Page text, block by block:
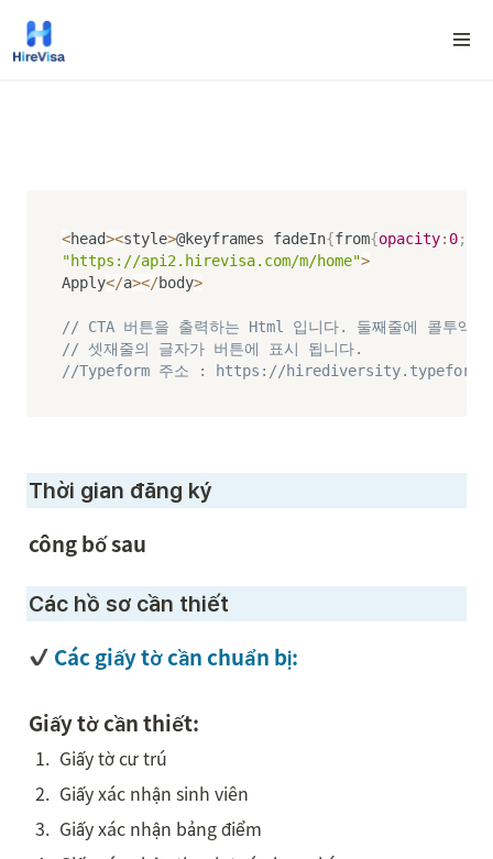
<head><style>@keyframes fadeIn{from{opacity: 0;
"https://api2.hirevisa.com/m/home">
Apply</a></body>
// CTA 버튼을 출력하는 Html 입니다. 둘째줄에 콜투액
// 셋재줄의 글자가 버튼에 표시 됩니다.
//Typeform 주소 : https://
Thời gian đăng ký
công bố sau
Các hồ sơ cần thiết
Các giấy tờ cần chuẩn bị:
Giấy tờ cần thiết:
1. Giấy tờ cư trú
2. Giấy xác nhận sinh viên
3. Giấy xác nhận bảng điểm